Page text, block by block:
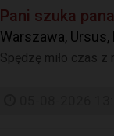
Pani szuka pana
Warszawa,
Spędzę miło czas z